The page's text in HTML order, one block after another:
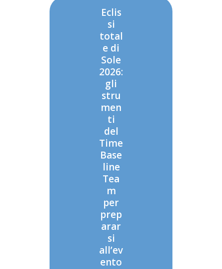
Eclis
si
total
e di
Sole
2026:
gli
stru
men
ti
del
Time
Base
line
Tea
m
per
prep
arar
si
all’ev
ento